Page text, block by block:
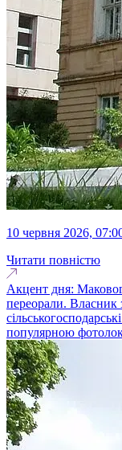
10 червня 2026,
Читати повністю
Акцент дня:
переорали. Власник
популярною